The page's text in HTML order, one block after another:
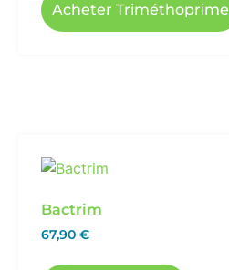
Acheter Triméthoprime
Bactrim
67,90 €